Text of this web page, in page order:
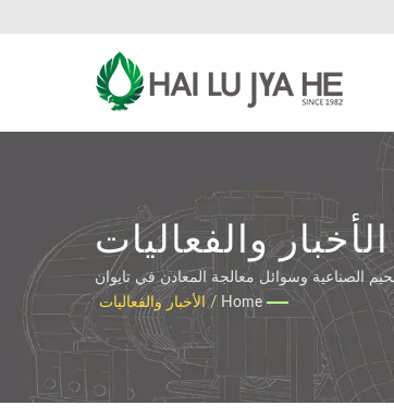
الأخبار والفعاليات
Home
/ الأخبار والفعاليات